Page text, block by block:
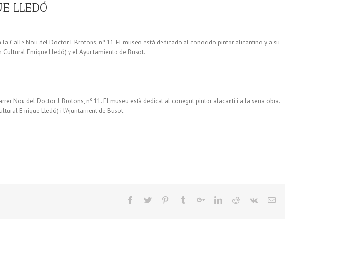
LLEDÓ
Calle Nou del Doctor J. Brotons, nº 11. El museo está dedicado al conocido pintor alicantino y a su
Enrique Lledó) y el Ayuntamiento de Busot.
Nou del Doctor J. Brotons, nº 11. El museu està dedicat al conegut pintor alacantí i a la seua obra.
Enrique Lledó) i l’Ajuntament de Busot.